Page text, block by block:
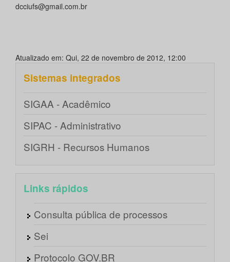
dcciufs@gmail.com.br
Atualizado em: Qui, 22 de novembro de 2012, 12:00
Sistemas integrados
SIGAA - Acadêmico
SIPAC - Administrativo
SIGRH - Recursos Humanos
Links rápidos
Consulta pública de processos
Sei
Protocolo GOV.BR